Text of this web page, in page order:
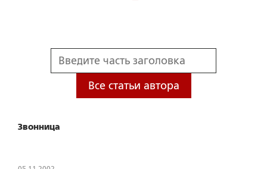
Все статьи автора
Звонница